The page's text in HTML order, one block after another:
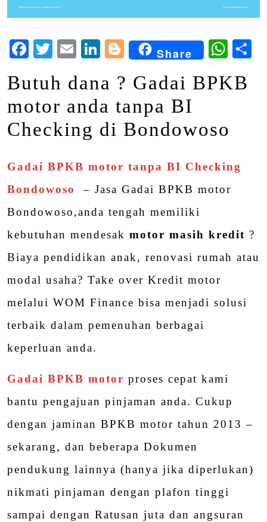
Facebook
Twitter
EmailLinkedIn
Blogger
Share
Butuh dana ? Gadai BPKB
motor anda tanpa BI
Checking di Bondowoso
Gadai BPKB motor tanpa BI Checking
Bondowoso
– Jasa Gadai BPKB motor
Bondowoso,anda tengah memiliki
kebutuhan mendesak motor masih kredit ?
Biaya pendidikan anak, renovasi rumah atau
modal usaha? Take over Kredit motor
melalui WOM Finance bisa menjadi solusi
terbaik dalam pemenuhan berbagai
keperluan anda.
Gadai BPKB motor proses cepat kami
bantu pengajuan pinjaman anda. Cukup
dengan jaminan BPKB motor tahun 2013 –
sekarang, dan beberapa Dokumen
pendukung lainnya (hanya jika diperlukan)
nikmati pinjaman dengan plafon tinggi
sampai dengan Ratusan juta dan angsuran